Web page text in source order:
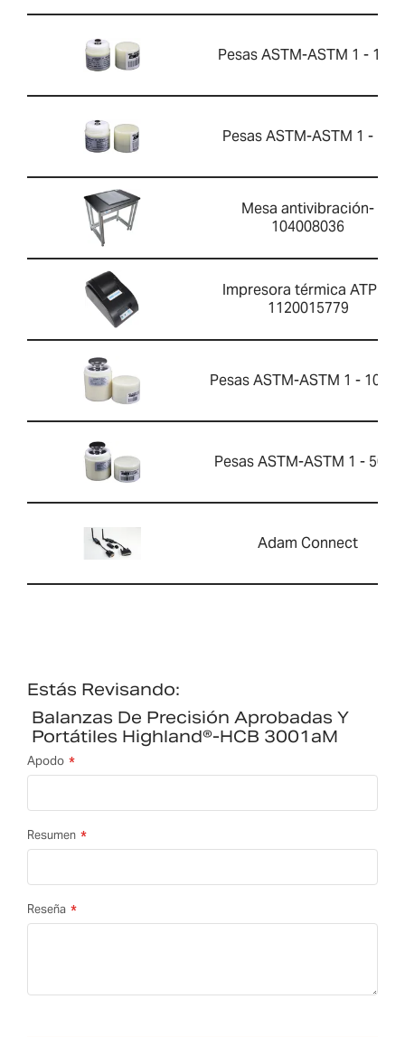
Pesas ASTM-ASTM 1 - 10g
Pesas ASTM-ASTM 1 - 5g
Mesa antivibración-
104008036
Impresora térmica ATP 2-
1120015779
Pesas ASTM-ASTM 1 - 1000g
Pesas ASTM-ASTM 1 - 500g
Adam Connect
Estás Revisando:
Balanzas De Precisión Aprobadas Y
Portátiles Highland®-HCB 3001aM
Apodo
Resumen
Reseña